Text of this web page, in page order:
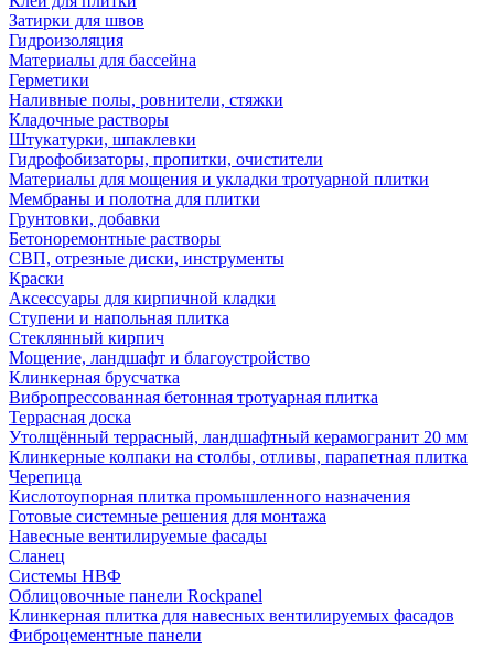
Затирки для швов
Гидроизоляция
Материалы для бассейна
Герметики
Наливные полы, ровнители, стяжки
Кладочные растворы
Штукатурки, шпаклевки
Гидрофобизаторы, пропитки, очистители
Материалы для мощения и укладки тротуарной плитки
Мембраны и полотна для плитки
Грунтовки, добавки
Бетоноремонтные растворы
СВП, отрезные диски, инструменты
Краски
Аксессуары для кирпичной кладки
Ступени и напольная плитка
Cтеклянный кирпич
Мощение, ландшафт и благоустройство
Клинкерная брусчатка
Вибропрессованная бетонная тротуарная плитка
Террасная доска
Утолщённый террасный, ландшафтный керамогранит 20 мм
Клинкерные колпаки на столбы, отливы, парапетная плитка
Черепица
Кислотоупорная плитка промышленного назначения
Готовые системные решения для монтажа
Навесные вентилируемые фасады
Сланец
Системы НВФ
Облицовочные панели Rockpanel
Клинкерная плитка для навесных вентилируемых фасадов
Фиброцементные панели